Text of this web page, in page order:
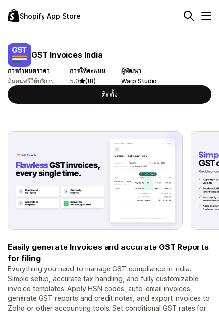
Shopify App Store
GST Invoices India
การกำหนดราคา
มีแผนฟรีให้บริการ
การให้คะแนน
5.0
(18)
ผู้พัฒนา
Warp Studio
ติดตั้ง
Easily generate Invoices and accurate GST Reports
for filing
Everything you need to manage GST compliance in India.
Simple setup, accurate tax handling, and fully customizable
invoice templates. Apply HSN codes, auto-email invoices,
generate GST reports and credit notes, and export invoices to
Zoho or other accounting tools. Set conditional GST rates for